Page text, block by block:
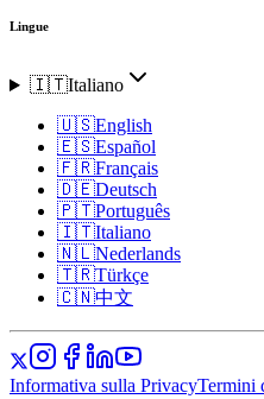
Lingue
🇮🇹Italiano
🇺🇸English
🇪🇸Español
🇫🇷Français
🇩🇪Deutsch
🇵🇹Português
🇮🇹Italiano
🇳🇱Nederlands
🇹🇷Türkçe
🇨🇳中文
Informativa sulla PrivacyTermini